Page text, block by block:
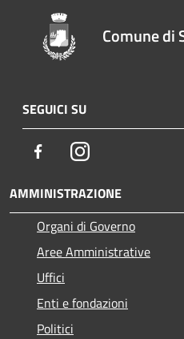
Comune di
SEGUICI SU
FacebookInstagram
AMMINISTRAZIONE
Organi di Governo
Aree Amministrative
Uffici
Enti e fondazioni
Politici